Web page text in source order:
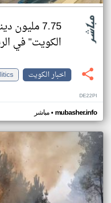
7.75
الكويت" في
اخبار الكويت
DE22PI
مباشر• mubasher.info